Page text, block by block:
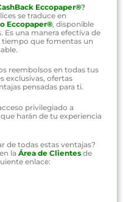
Eccopaper®?
se traduce en
Eccopaper®, disponible
Es una manera efectiva de
que fomentas un
reembolsos en todas tus
exclusivas, ofertas
pensadas para ti.
privilegiado a
harán de tu experiencia
de todas estas ventajas?
la Área de Clientes de
enlace: